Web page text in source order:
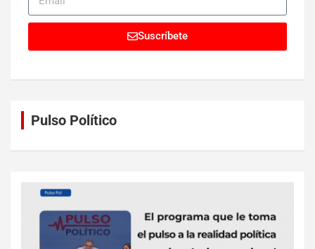
Suscríbete
Pulso Político